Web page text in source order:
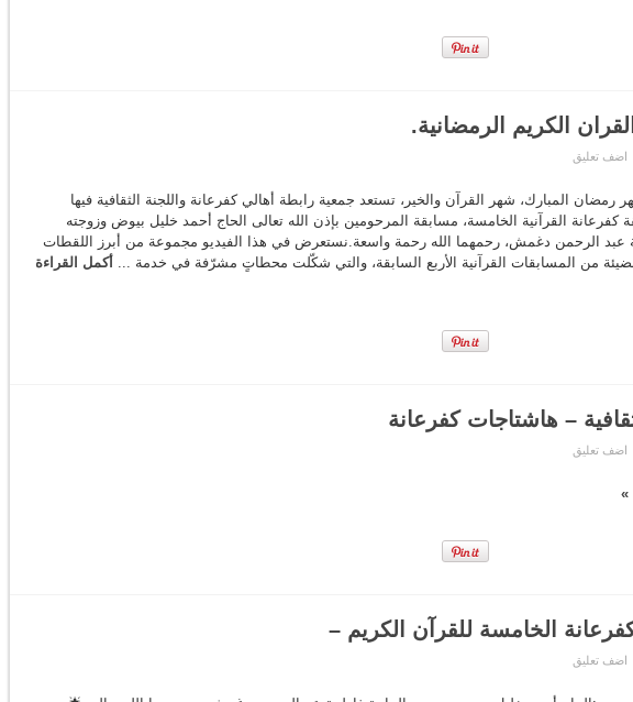
الكريم الرمضانية.
اضف تعليق
رمضان المبارك، شهر القرآن والخير، تستعد جمعية رابطة أهالي كفرعانة واللجنة الثقافية فيها
كفرعانة القرآنية الخامسة، مسابقة المرحومين بإذن الله تعالى الحاج أحمد خليل بيوض وزوجته
عبد الرحمن دغمش، رحمهما الله رحمة واسعة.نستعرض في هذا الفيديو مجموعة من أبرز اللقطات
من المسابقات القرآنية الأربع السابقة، والتي شكّلت محطاتٍ مشرّفة في خدمة ... أكمل القراءة
– هاشتاجات كفرعانة
اضف تعليق
»
الخامسة للقرآن الكريم –
اضف تعليق